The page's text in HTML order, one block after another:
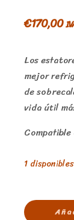
€170,00
Los
mejor
de
vida útil
1 disponibles